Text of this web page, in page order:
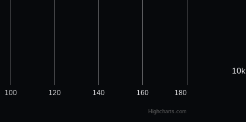
100 120 140 160 180
Highcharts.com
10k